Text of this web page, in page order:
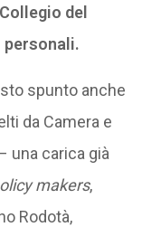
del
personali.
spunto anche
da Camera e
una carica già
makers,
Rodotà,